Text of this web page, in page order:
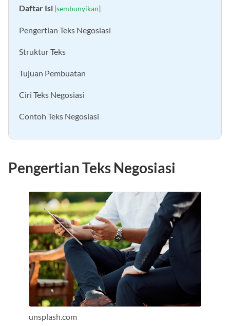
Daftar Isi [sembunyikan]
Pengertian Teks Negosiasi
Struktur Teks
Tujuan Pembuatan
Ciri Teks Negosiasi
Contoh Teks Negosiasi
Pengertian Teks Negosiasi
unsplash.com